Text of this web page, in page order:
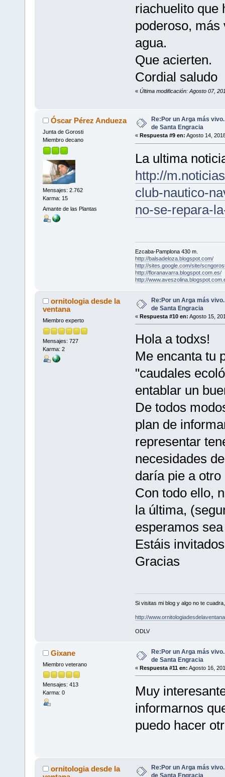
riachuelito que
poderoso, más
agua.
Que acierten.
Cordial saludo
« Última modificación: Agosto 07,
Óscar Pérez Andueza
Junta de Gorosti
Miembro decano
Mensajes: 2.762
Karma: 15
Amante de las Plantas
Re:Por un Arga más
de Santa Engracia
« Respuesta #9 en: Agosto 14,
La ultima
http://
club-nautico-
no-se-repara-
Ezcaba-Pamplona 430 m.
http://balsadeloza.blogspot.com/
http://sites.google.com/site/
http://floranavarra.blogspot.com.es/
http://
ornitologia desde la
ventana
Miembro experto
Mensajes: 727
Karma: 2
Re:Por un Arga más
de Santa Engracia
« Respuesta #10 en: Agosto 15,
Hola a todxs!
Me encanta tu
"caudales
entablar un
De todos
plan de
representar
necesidades
daría pie a
Con todo ello,
la última,
esperamos
Estáis
Gracias
Si visitas mi blog y algo no te
http://
ODLV
Gixane
Miembro veterano
Mensajes: 413
Karma: 0
Re:Por un Arga más
de Santa Engracia
« Respuesta #11 en: Agosto 16,
Muy
informarnos
puedo hacer
ornitologia desde la
Re:Por un Arga más
de Santa Engracia